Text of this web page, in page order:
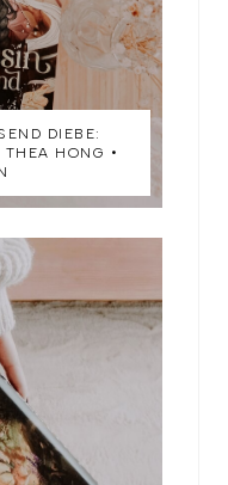
DIEBE:
HONG •